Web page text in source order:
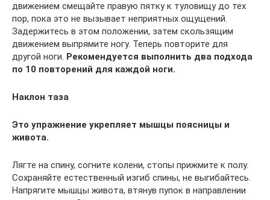
движением смещайте правую пятку к туловищу до тех
пор, пока это не вызывает неприятных ощущений.
Задержитесь в этом положении, затем скользящим
движением выпрямите ногу. Теперь повторите для
другой ноги. Рекомендуется выполнить два подхода
по 10 повторений для каждой ноги.
Наклон таза
Это упражнение укрепляет мышцы поясницы и
живота.
Лягте на спину, согните колени, стопы прижмите к полу.
Сохраняйте естественный изгиб спины, не выгибайтесь.
Напрягите мышцы живота, втянув пупок в направлении